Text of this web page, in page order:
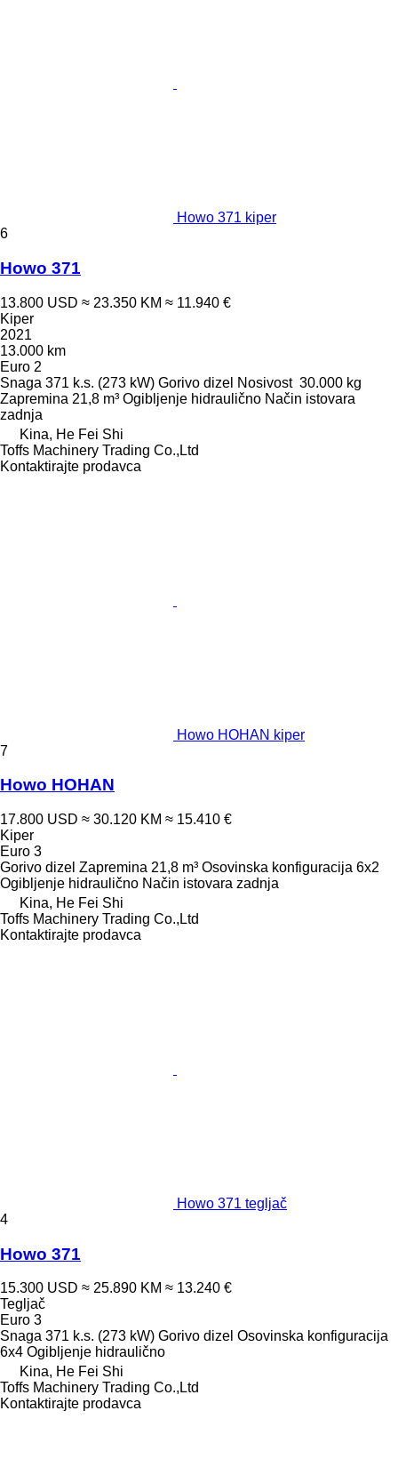
Howo 371 kiper
6
Howo 371
13.800 USD ≈ 23.350 KM ≈ 11.940 €
Kiper
2021
13.000 km
Euro 2
Snaga 371 k.s. (273 kW) Gorivo dizel Nosivost 30.000 kg
Zapremina 21,8 m³ Ogibljenje hidraulično Način istovara
zadnja
Kina, He Fei Shi
Toffs Machinery Trading Co.,Ltd
Kontaktirajte prodavca
Howo HOHAN kiper
7
Howo HOHAN
17.800 USD ≈ 30.120 KM ≈ 15.410 €
Kiper
Euro 3
Gorivo dizel Zapremina 21,8 m³ Osovinska konfiguracija 6x2
Ogibljenje hidraulično Način istovara zadnja
Kina, He Fei Shi
Toffs Machinery Trading Co.,Ltd
Kontaktirajte prodavca
Howo 371 tegljač
4
Howo 371
15.300 USD ≈ 25.890 KM ≈ 13.240 €
Tegljač
Euro 3
Snaga 371 k.s. (273 kW) Gorivo dizel Osovinska konfiguracija
6x4 Ogibljenje hidraulično
Kina, He Fei Shi
Toffs Machinery Trading Co.,Ltd
Kontaktirajte prodavca